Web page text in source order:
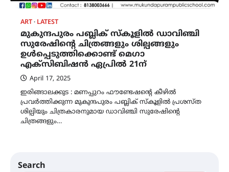
ART LATEST
മുകുന്ദപുരം പബ്ലിക് സ്കൂളിൽ ഡാവിഞ്ചി
സുരേഷിന്റെ ചിത്രങ്ങളും ശില്പങ്ങളും
ഉൾപ്പെടുത്തിക്കൊണ്ട് മെഗാ
എക്സിബിഷൻ ഏപ്രിൽ 21ന്
April 17, 2025
ഇരിങ്ങാലക്കുട : മണപ്പുറം ഫൗണ്ടേഷന്റെ കീഴിൽ
പ്രവർത്തിക്കുന്ന മുകുന്ദപുരം പബ്ലിക് സ്കൂളിൽ പ്രശസ്ത
ശില്പിയും ചിത്രകാരനുമായ ഡാവിഞ്ചി സുരേഷിന്റെ
ചിത്രങ്ങളും…
Search